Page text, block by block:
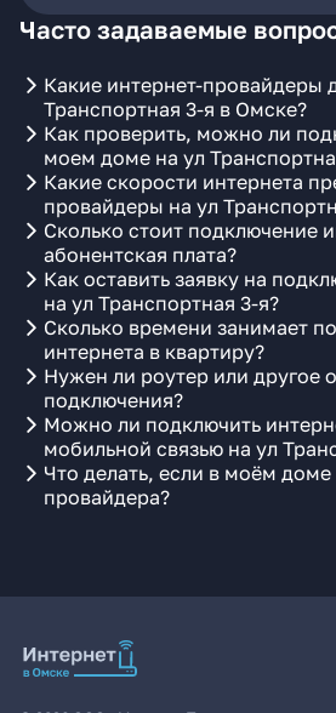
Часто задаваемые
Какие интернет-провайдеры
Транспортная 3-я в Омске?
Как проверить, можно ли
моем доме на ул
Какие скорости интернета
провайдеры на ул
Сколько стоит подключение
абонентская плата?
Как оставить заявку на
на ул Транспортная 3-я?
Сколько времени занимает
интернета в квартиру?
Нужен ли роутер или другое
подключения?
Можно ли подключить
мобильной связью на ул
Что делать, если в моём
провайдера?